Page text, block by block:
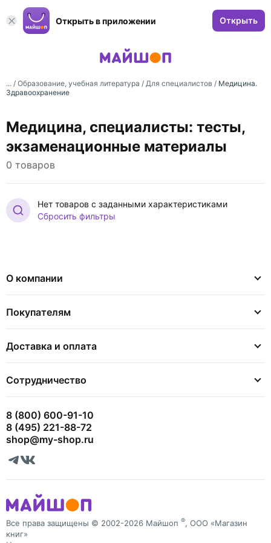
Открыть в приложении Открыть
... / Образование, учебная литература / Для специалистов / Медицина.
Здравоохранение
Медицина, специалисты: тесты,
экзаменационные материалы
0 товаров
Нет товаров с заданными характеристиками
Сбросить фильтры
О компании
Покупателям
Доставка и оплата
Сотрудничество
8 (800) 600-91-10
8 (495) 221-88-72
shop@my-shop.ru
Все права защищены © 2002-2026 Майшоп ®, ООО «Магазин
книг»